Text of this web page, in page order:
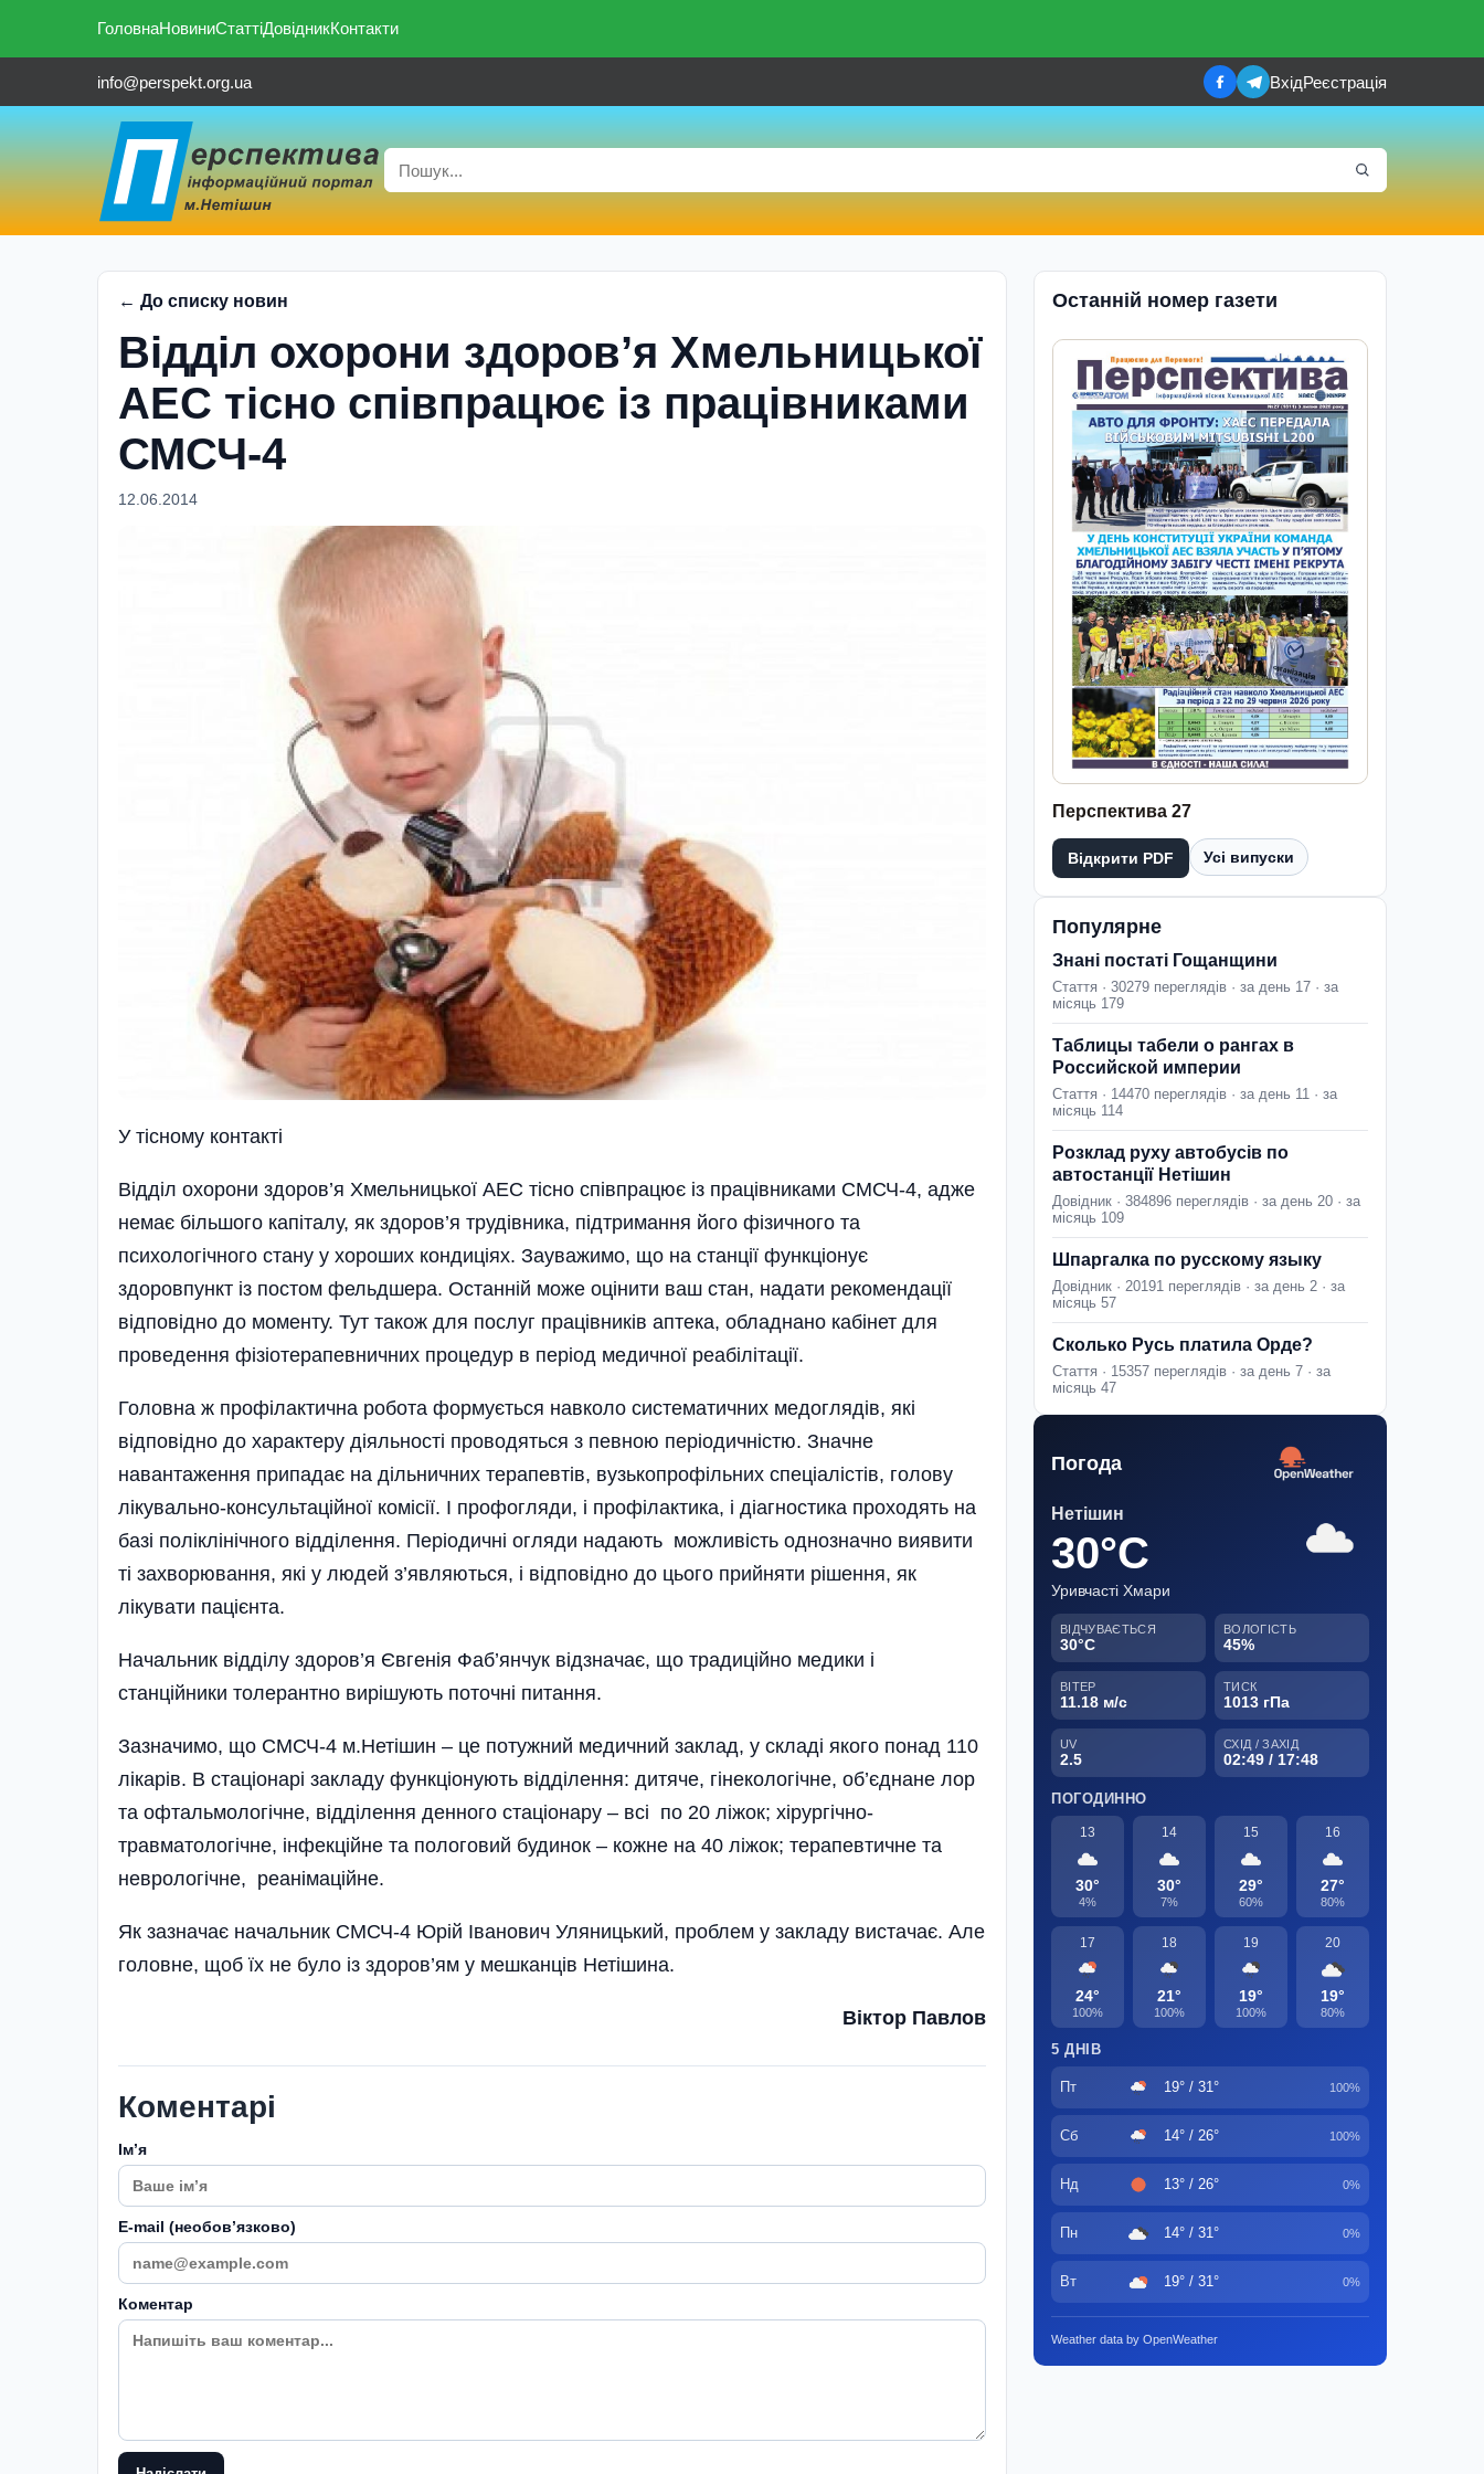
ГоловнаНовиниСтаттіДовідникКонтакти
info@perspekt.org.ua ВхідРеєстрація
← До списку новин
Відділ охорони здоров’я Хмельницької
АЕС тісно співпрацює із працівниками
СМСЧ-4
12.06.2014
У тiсному контактi
Відділ охорони здоров’я Хмельницької АЕС тісно співпрацює із працівниками СМСЧ-4, адже
немає більшого капіталу, як здоров’я трудівника, підтримання його фізичного та
психологічного стану у хороших кондиціях. Зауважимо, що на станції функціонує
здоровпункт із постом фельдшера. Останній може оцінити ваш стан, надати рекомендації
відповідно до моменту. Тут також для послуг працівників аптека, обладнано кабінет для
проведення фізіотерапевничних процедур в період медичної реабілітації.
Головна ж профілактична робота формується навколо систематичних мед­оглядів, які
відповідно до характеру ді­я­льності проводяться з певною періодич­ністю. Значне
навантаження припадає на дільничних терапевтів, вузькопро­фільних спеціалістів, голову
лікувально-консультаційної комісії. І профогляди, і профі­лактика, і діагностика проходять на
базі поліклінічного від­ділення. Періодичні огляди надають можливість однозначно виявити
ті захворювання, які у людей з’являються, і відповідно до цього прийняти рішення, як
лікувати пацієнта.
Начальник відділу здоров’я Євгенія Фаб’янчук відзначає, що традиційно медики і
станційники толерантно вирішують поточні питання.
Зазначимо, що СМСЧ-4 м.Нетішин – це потужний медичний заклад, у складі якого понад 110
лікарів. В стаціонарі закладу функціонують відділення: дитяче, гінекологічне, об’єднане лор
та оф­таль­мологічне, відділення денного стаціона­ру – всі по 20 ліжок; хірургічно-
травматологічне, інфекційне та пологовий будинок – кожне на 40 ліжок; терапевтичне та
неврологічне, реанімаційне.
Як зазначає начальник СМСЧ-4 Юрій Іванович Уляницький, проблем у закладу вистачає. Але
головне, щоб їх не було із здоров’ям у мешканців Нетішина.
Віктор Павлов
Коментарі
Імʼя
E-mail (необовʼязково)
Коментар
Останній номер газети
Перспектива 27
Відкрити PDF Усі випуски
Популярне
Знані постаті Гощанщини
Стаття · 30279 переглядів · за день 17 · за
місяць 179
Таблицы табели о рангах в
Российской империи
Стаття · 14470 переглядів · за день 11 · за
місяць 114
Розклад руху автобусів по
автостанції Нетішин
Довідник · 384896 переглядів · за день 20 · за
місяць 109
Шпаргалка по русскому языку
Довідник · 20191 переглядів · за день 2 · за
місяць 57
Сколько Русь платила Орде?
Стаття · 15357 переглядів · за день 7 · за
місяць 47
Погода
Нетішин
30°C
Уривчасті Хмари
ВІДЧУВАЄТЬСЯ
30°C
ВОЛОГІСТЬ
45%
ВІТЕР
11.18 м/с
ТИСК
1013 гПа
UV
2.5
СХІД / ЗАХІД
02:49 / 17:48
ПОГОДИННО
13
30°
4%
14
30°
7%
15
29°
60%
16
27°
80%
17
24°
100%
18
21°
100%
19
19°
100%
20
19°
80%
5 ДНІВ
Пт 19° / 31° 100%
Сб 14° / 26° 100%
Нд 13° / 26° 0%
Пн 14° / 31° 0%
Вт 19° / 31° 0%
Weather data by OpenWeather